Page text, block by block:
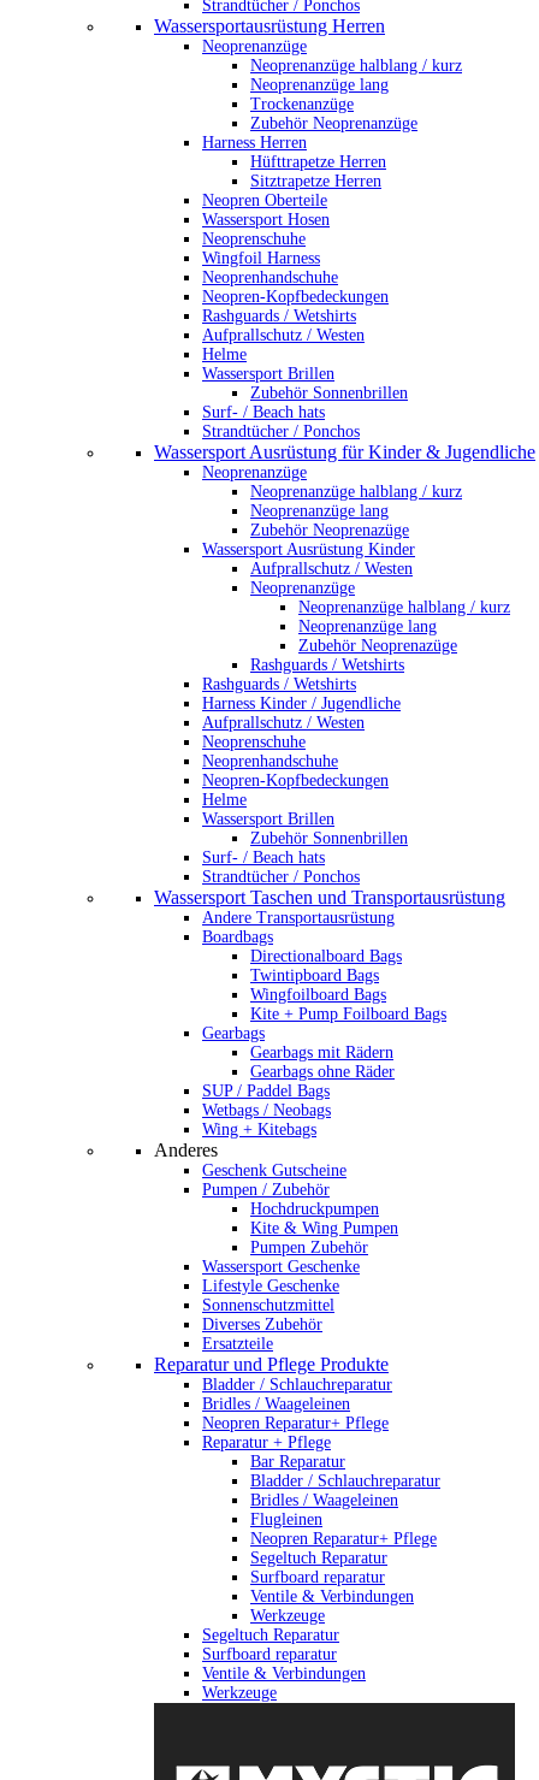
Strandtücher / Ponchos
Wassersportausrüstung Herren
Neoprenanzüge
Neoprenanzüge halblang / kurz
Neoprenanzüge lang
Trockenanzüge
Zubehör Neoprenanzüge
Harness Herren
Hüfttrapetze Herren
Sitztrapetze Herren
Neopren Oberteile
Wassersport Hosen
Neoprenschuhe
Wingfoil Harness
Neoprenhandschuhe
Neopren-Kopfbedeckungen
Rashguards / Wetshirts
Aufprallschutz / Westen
Helme
Wassersport Brillen
Zubehör Sonnenbrillen
Surf- / Beach hats
Strandtücher / Ponchos
Wassersport Ausrüstung für Kinder & Jugendliche
Neoprenanzüge
Neoprenanzüge halblang / kurz
Neoprenanzüge lang
Zubehör Neoprenazüge
Wassersport Ausrüstung Kinder
Aufprallschutz / Westen
Neoprenanzüge
Neoprenanzüge halblang / kurz
Neoprenanzüge lang
Zubehör Neoprenazüge
Rashguards / Wetshirts
Rashguards / Wetshirts
Harness Kinder / Jugendliche
Aufprallschutz / Westen
Neoprenschuhe
Neoprenhandschuhe
Neopren-Kopfbedeckungen
Helme
Wassersport Brillen
Zubehör Sonnenbrillen
Surf- / Beach hats
Strandtücher / Ponchos
Wassersport Taschen und Transportausrüstung
Andere Transportausrüstung
Boardbags
Directionalboard Bags
Twintipboard Bags
Wingfoilboard Bags
Kite + Pump Foilboard Bags
Gearbags
Gearbags mit Rädern
Gearbags ohne Räder
SUP / Paddel Bags
Wetbags / Neobags
Wing + Kitebags
Anderes
Geschenk Gutscheine
Pumpen / Zubehör
Hochdruckpumpen
Kite & Wing Pumpen
Pumpen Zubehör
Wassersport Geschenke
Lifestyle Geschenke
Sonnenschutzmittel
Diverses Zubehör
Ersatzteile
Reparatur und Pflege Produkte
Bladder / Schlauchreparatur
Bridles / Waageleinen
Neopren Reparatur+ Pflege
Reparatur + Pflege
Bar Reparatur
Bladder / Schlauchreparatur
Bridles / Waageleinen
Flugleinen
Neopren Reparatur+ Pflege
Segeltuch Reparatur
Surfboard reparatur
Ventile & Verbindungen
Werkzeuge
Segeltuch Reparatur
Surfboard reparatur
Ventile & Verbindungen
Werkzeuge